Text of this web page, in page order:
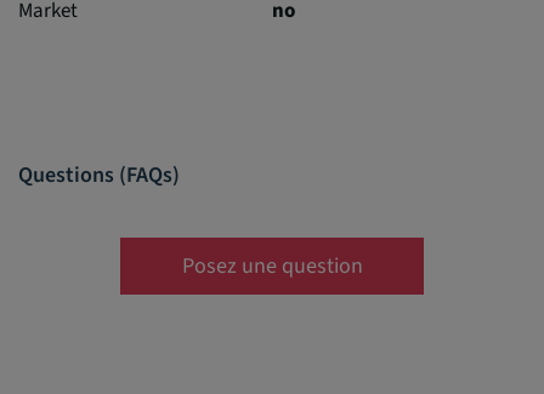
Market
no
Questions (FAQs)
Posez une question